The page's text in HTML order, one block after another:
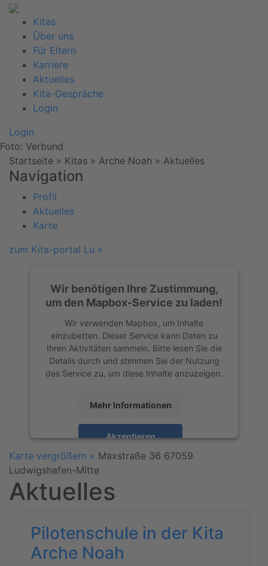
Kitas
Über uns
Für Eltern
Karriere
Aktuelles
Kita-Gespräche
Login
Login
Foto: Verbund
Startseite » Kitas » Arche Noah » Aktuelles
Navigation
Profil
Aktuelles
Karte
zum Kita-portal Lu »
Wir benötigen Ihre Zustimmung,
um den Mapbox-Service zu laden!
Wir verwenden Mapbox, um Inhalte
einzubetten. Dieser Service kann Daten zu
Ihren Aktivitäten sammeln. Bitte lesen Sie die
Details durch und stimmen Sie der Nutzung
des Service zu, um diese Inhalte anzuzeigen.
Mehr Informationen
Akzeptieren
powered byUsercentrics Consent
Management Platform
Karte vergrößern » Maxstraße 36 67059
Ludwigshafen-Mitte
Aktuelles
Pilotenschule in der Kita
Arche Noah